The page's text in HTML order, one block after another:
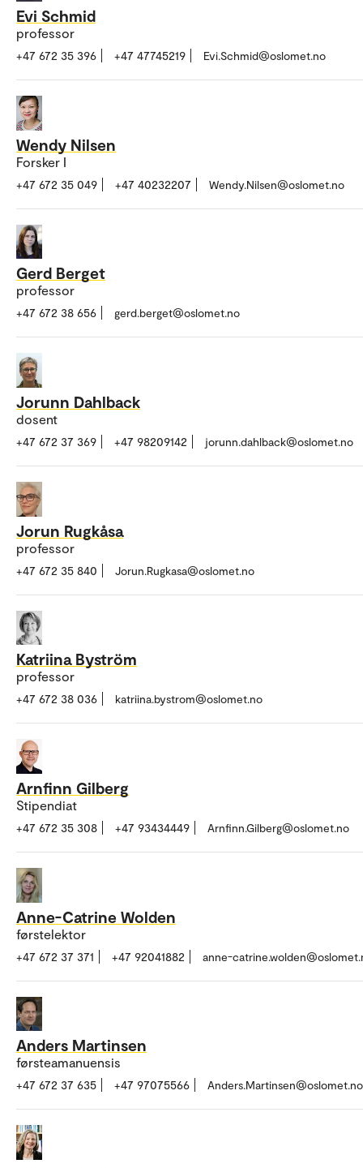
Evi Schmid
professor
+47 672 35 396 +47 47745219 Evi.Schmid@oslomet.no
Wendy Nilsen
Forsker I
+47 672 35 049 +47 40232207 Wendy.Nilsen@oslomet.no
Gerd Berget
professor
+47 672 38 656 gerd.berget@oslomet.no
Jorunn Dahlback
dosent
+47 672 37 369 +47 98209142 jorunn.dahlback@oslomet.no
Jorun Rugkåsa
professor
+47 672 35 840 Jorun.Rugkasa@oslomet.no
Katriina Byström
professor
+47 672 38 036 katriina.bystrom@oslomet.no
Arnfinn Gilberg
Stipendiat
+47 672 35 308 +47 93434449 Arnfinn.Gilberg@oslomet.no
Anne-Catrine Wolden
førstelektor
+47 672 37 371 +47 92041882 anne-
Anders Martinsen
førsteamanuensis
+47 672 37 635 +47 97075566 Anders.Martinsen@oslomet.no